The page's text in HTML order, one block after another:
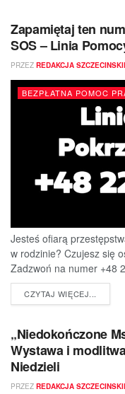
Zapamiętaj ten
SOS – Linia
PRZEZ REDAKCJA
BEZPŁATNA POMOC
Jesteś ofiarą
w rodzinie? Czujesz się
Zadzwoń na numer +48
CZYTAJ WIĘCEJ...
„Niedokończone
Wystawa i
Niedzieli
PRZEZ REDAKCJA